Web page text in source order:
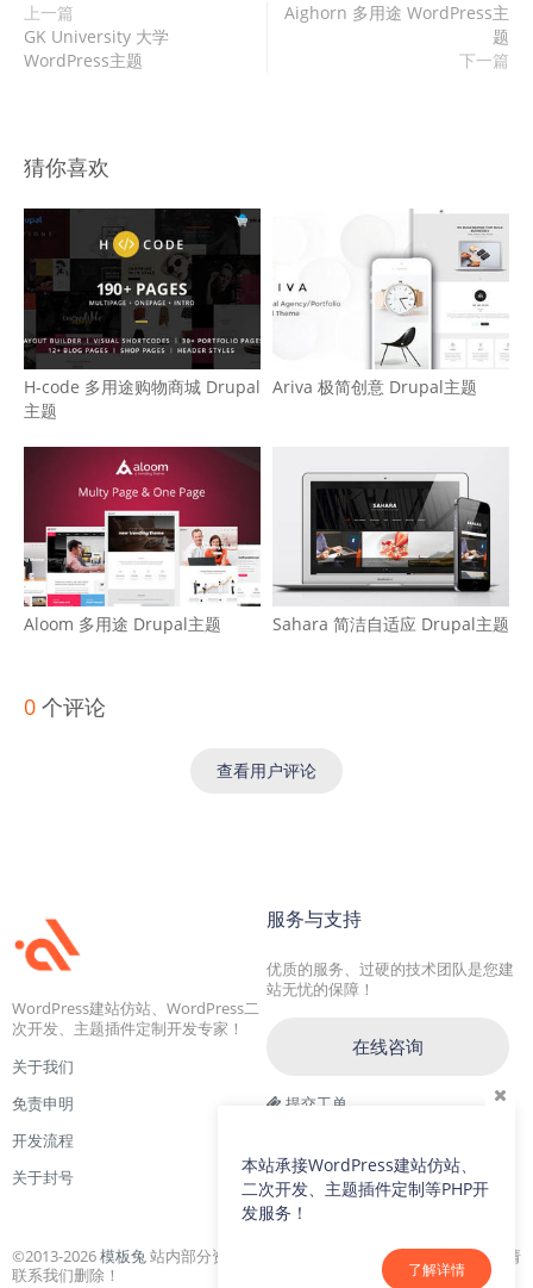
上一篇
GK University 大学
WordPress主题
Aighorn 多用途 WordPress主
题
下一篇
猜你喜欢
H-code 多用途购物商城 Drupal
主题
Ariva 极简创意 Drupal主题
Aloom 多用途 Drupal主题 Sahara 简洁自适应 Drupal主题
0 个评论
查看用户评论
WordPress建站仿站、WordPress二
次开发、主题插件定制开发专家！
关于我们
免责申明
开发流程
关于封号
服务与支持
优质的服务、过硬的技术团队是您建
站无忧的保障！
在线咨询
提交工单
交流二群：64786792
©2013-2026模板兔 站内部分资源收集于网络，若侵犯了您的合法权益，请
联系我们删除！
本站承接WordPress建站仿站、
二次开发、主题插件定制等PHP开
发服务！
了解详情